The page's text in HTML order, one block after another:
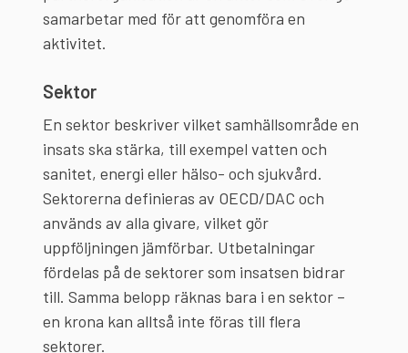
samarbetar med för att genomföra en
aktivitet.
Sektor
En sektor beskriver vilket samhällsområde en
insats ska stärka, till exempel vatten och
sanitet, energi eller hälso- och sjukvård.
Sektorerna definieras av OECD/DAC och
används av alla givare, vilket gör
uppföljningen jämförbar. Utbetalningar
fördelas på de sektorer som insatsen bidrar
till. Samma belopp räknas bara i en sektor –
en krona kan alltså inte föras till flera
sektorer.